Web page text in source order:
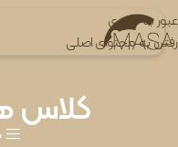
عبور به ناوبری
رفتن به محتوای اصلی
کلاس